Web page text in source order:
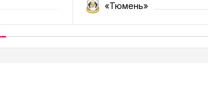
«Тюмень»